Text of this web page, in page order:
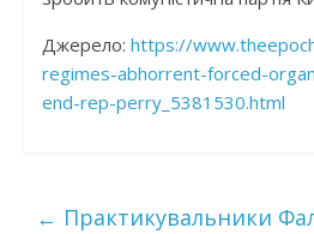
Джерело: https://
regimes-abhorrent-forced-
end-rep-perry_5381530.html
← Практикувальники